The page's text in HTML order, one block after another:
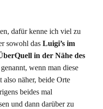
dafür kenne ich viel zu
sowohl das Luigi’s im
in der Nähe des
wenn man diese
näher, beide Orte
beides mal
und dann darüber zu